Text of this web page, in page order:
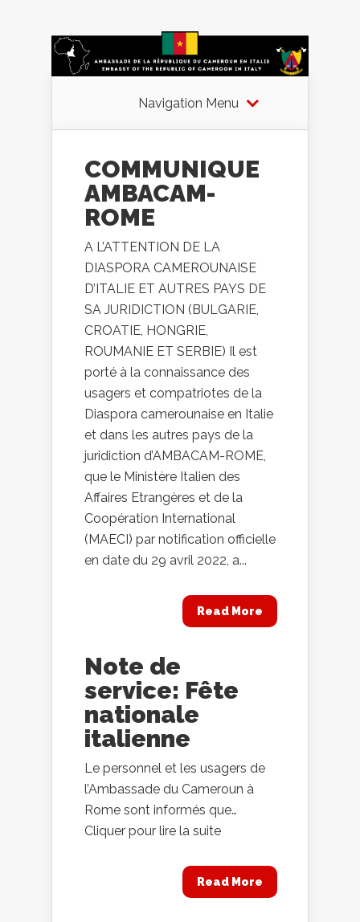
Navigation Menu
COMMUNIQUE
AMBACAM-
ROME
A L’ATTENTION DE LA
DIASPORA CAMEROUNAISE
D’ITALIE ET AUTRES PAYS DE
SA JURIDICTION (BULGARIE,
CROATIE, HONGRIE,
ROUMANIE ET SERBIE) Il est
porté à la connaissance des
usagers et compatriotes de la
Diaspora camerounaise en Italie
et dans les autres pays de la
juridiction d’AMBACAM-ROME,
que le Ministère Italien des
Affaires Etrangères et de la
Coopération International
(MAECI) par notification officielle
en date du 29 avril 2022, a...
Read More
Note de
service: Fête
nationale
italienne
Le personnel et les usagers de
l’Ambassade du Cameroun à
Rome sont informés que…
Cliquer pour lire la suite
Read More